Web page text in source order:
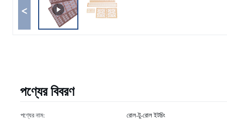
<
পণ্যের বিবরণ
পণ্যের নাম: রোল-টু-রোল ইটচিং